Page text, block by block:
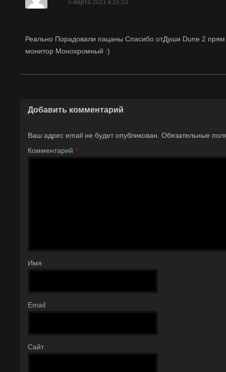
5 марта 2021 в 15:33
Реально Порадовали пацаны Спасибо отДуши Dune 2 прям
монитор Монохромный :)
Добавить комментарий
Ваш адрес email не будет опубликован. Обязательные
Комментарий *
Имя
Email
Сайт